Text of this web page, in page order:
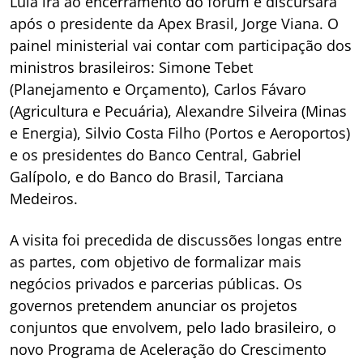
após o presidente da Apex Brasil, Jorge Viana. O
painel ministerial vai contar com participação dos
ministros brasileiros: Simone Tebet
(Planejamento e Orçamento), Carlos Fávaro
(Agricultura e Pecuária), Alexandre Silveira (Minas
e Energia), Silvio Costa Filho (Portos e Aeroportos)
e os presidentes do Banco Central, Gabriel
Galípolo, e do Banco do Brasil, Tarciana
Medeiros.
A visita foi precedida de discussões longas entre
as partes, com objetivo de formalizar mais
negócios privados e parcerias públicas. Os
governos pretendem anunciar os projetos
conjuntos que envolvem, pelo lado brasileiro, o
novo Programa de Aceleração do Crescimento